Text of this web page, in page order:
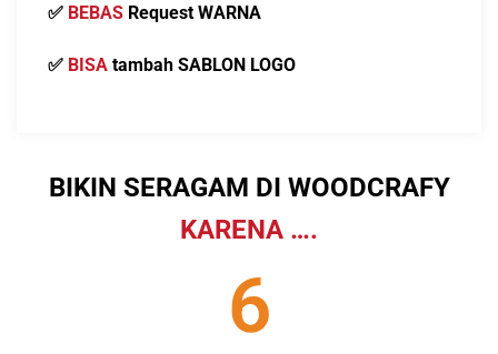
✅ BEBAS Request WARNA
✅ BISA tambah SABLON LOGO
BIKIN SERAGAM DI WOODCRAFY
KARENA ….
6